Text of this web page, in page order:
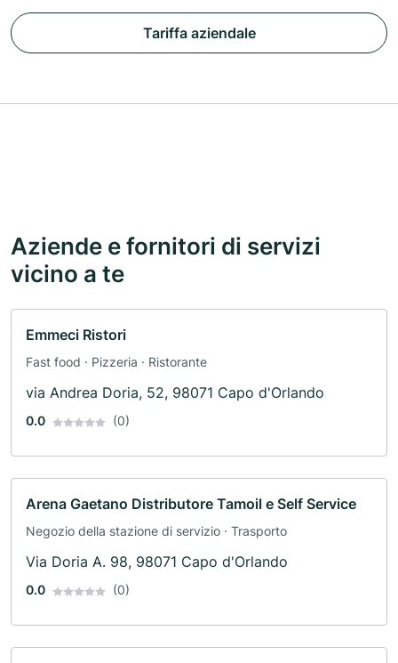
Tariffa aziendale
Aziende e fornitori di servizi
vicino a te
Emmeci Ristori
Fast food · Pizzeria · Ristorante
via Andrea Doria, 52, 98071 Capo d'Orlando
0.0 (0)
Arena Gaetano Distributore Tamoil e Self Service
Negozio della stazione di servizio · Trasporto
Via Doria A. 98, 98071 Capo d'Orlando
0.0 (0)